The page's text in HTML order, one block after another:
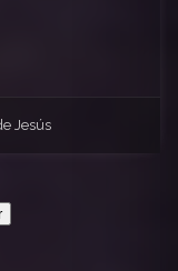
Jesús